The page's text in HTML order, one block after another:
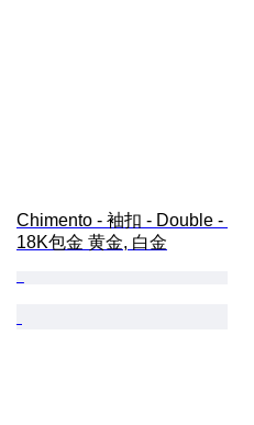
Chimento - 袖扣 - Double -
18K包金 黄金, 白金